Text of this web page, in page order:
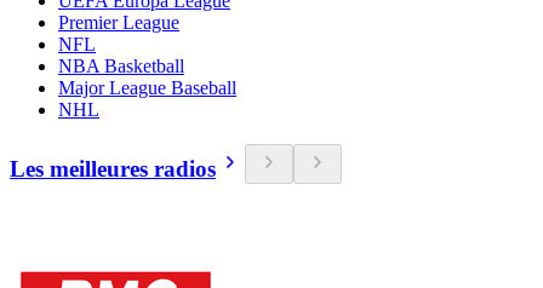
Premier League
NFL
NBA Basketball
Major League Baseball
NHL
Les meilleures radios